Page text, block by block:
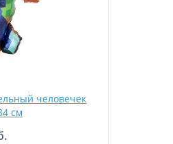
человечек
см